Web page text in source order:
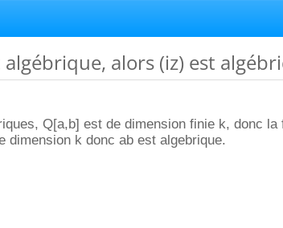
algébrique, alors (iz) est
Q[a,b] est de dimension finie k, donc la
dimension k donc ab est algebrique.